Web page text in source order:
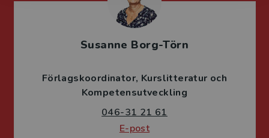
Susanne Borg-Törn
Förlagskoordinator Kurslitteratur och
Kompetensutveckling
046-31 21 61
E-post